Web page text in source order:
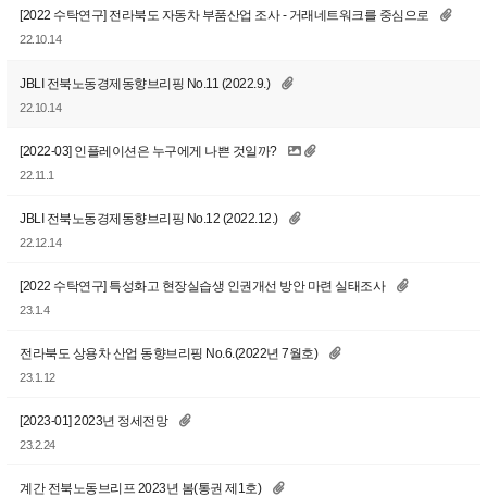
[2022 수탁연구] 전라북도 자동차 부품산업 조사 - 거래네트워크를 중심으로
22.10.14
JBLI 전북노동경제동향브리핑 No.11 (2022.9.)
22.10.14
[2022-03] 인플레이션은 누구에게 나쁜 것일까?
22.11.1
JBLI 전북노동경제동향브리핑 No.12 (2022.12.)
22.12.14
[2022 수탁연구] 특성화고 현장실습생 인권개선 방안 마련 실태조사
23.1.4
전라북도 상용차 산업 동향브리핑 No.6.(2022년 7월호)
23.1.12
[2023-01] 2023년 정세전망
23.2.24
계간 전북노동브리프 2023년 봄(통권 제1호)